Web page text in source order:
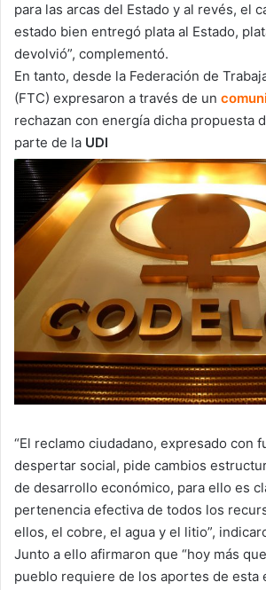
para las arcas del Estado y al revés, el
estado bien entregó plata al Estado,
devolvió”, complementó.
En tanto, desde la Federación de
(FTC) expresaron a través de un
rechazan con energía dicha propuesta
parte de la UDI
“El reclamo ciudadano, expresado con
despertar social, pide cambios
de desarrollo económico, para ello es
pertenencia efectiva de todos los
ellos, el cobre, el agua y el litio”,
Junto a ello afirmaron que “hoy más
pueblo requiere de los aportes de esta